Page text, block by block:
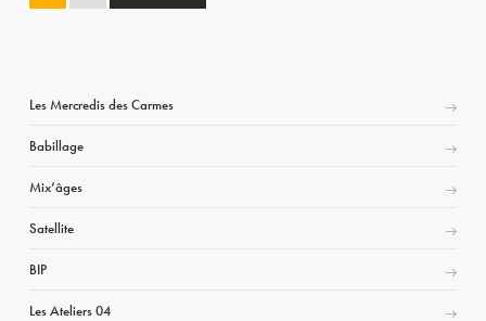
Les Mercredis des Carmes
Babillage
Mix’âges
Satellite
BIP
Les Ateliers 04